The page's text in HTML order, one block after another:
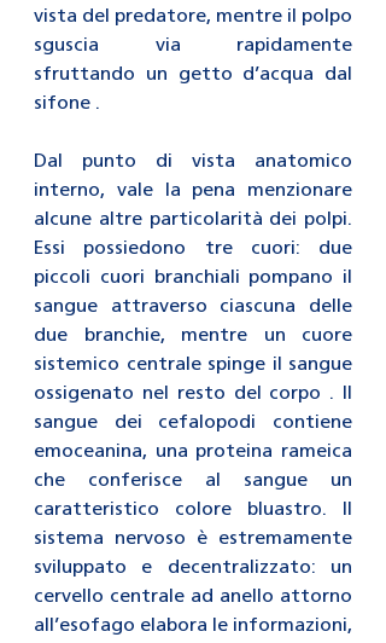
vista del predatore, mentre il polpo
sguscia via rapidamente
sfruttando un getto d’acqua dal
sifone .
Dal punto di vista anatomico
interno, vale la pena menzionare
alcune altre particolarità dei polpi.
Essi possiedono tre cuori: due
piccoli cuori branchiali pompano il
sangue attraverso ciascuna delle
due branchie, mentre un cuore
sistemico centrale spinge il sangue
ossigenato nel resto del corpo . Il
sangue dei cefalopodi contiene
emoceanina, una proteina rameica
che conferisce al sangue un
caratteristico colore bluastro. Il
sistema nervoso è estremamente
sviluppato e decentralizzato: un
cervello centrale ad anello attorno
all’esofago elabora le informazioni,